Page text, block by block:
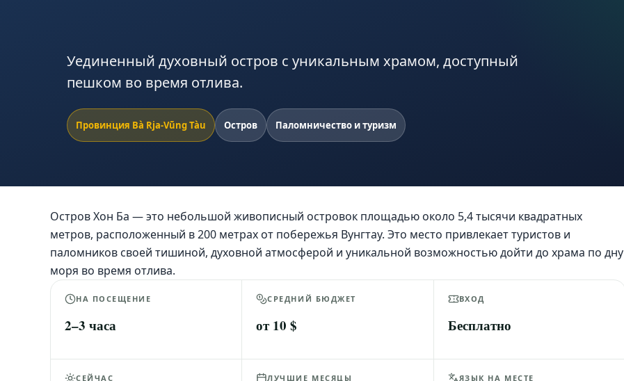
Уединенный духовный остров с уникальным храмом, доступный
пешком во время отлива.
Провинция Bà Rja-Vũng Tàu Остров Паломничество и туризм
Остров Хон Ба — это небольшой живописный островок площадью около 5,4 тысячи квадратных
метров, расположенный в 200 метрах от побережья Вунгтау. Это место привлекает туристов и
паломников своей тишиной, духовной атмосферой и уникальной возможностью дойти до храма по дну
моря во время отлива.
НА ПОСЕЩЕНИЕ
2–3 часа
СРЕДНИЙ БЮДЖЕТ
от 10 $
ВХОД
Бесплатно
СЕЙЧАС ЛУЧШИЕ МЕСЯЦЫ ЯЗЫК НА МЕСТЕ